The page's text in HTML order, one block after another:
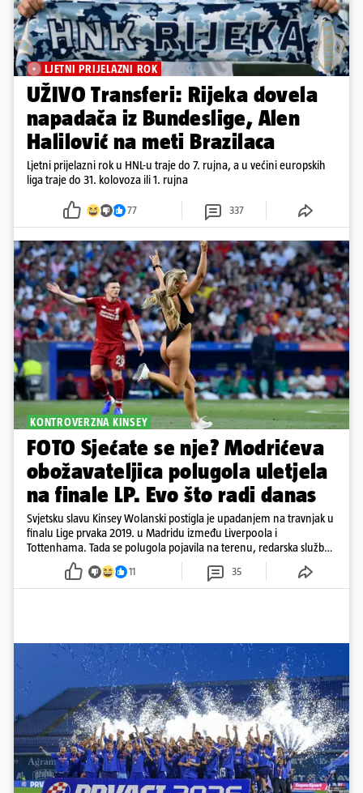
LJETNI PRIJELAZNI ROK
UŽIVO Transferi: Rijeka dovela
napadača iz Bundeslige, Alen
Halilović na meti Brazilaca
Ljetni prijelazni rok u HNL-u traje do 7. rujna, a u većini europskih
liga traje do 31. kolovoza ili 1. rujna
77 337
KONTROVERZNA KINSEY
FOTO Sjećate se nje? Modrićeva
obožavateljica polugola uletjela
na finale LP. Evo što radi danas
Svjetsku slavu Kinsey Wolanski postigla je upadanjem na travnjak u
finalu Lige prvaka 2019. u Madridu između Liverpoola i
Tottenhama. Tada se polugola pojavila na terenu, redarska služba
ju je lovila po travnjaku, a njezine fotografije obišle su svijet.
11 35